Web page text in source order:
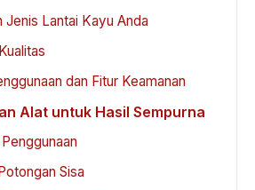
Jenis Lantai Kayu Anda
dan Fitur Keamanan
Alat untuk Hasil Sempurna
Sisa